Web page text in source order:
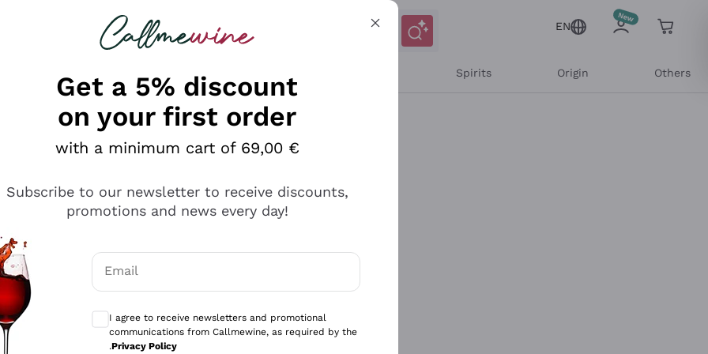
looking for
EN
Spirits Origin Others
Get a 5% discount
on your first order
with a minimum cart of 69,00 €
Subscribe to our newsletter to receive discounts,
promotions and news every day!
Email
I agree to receive newsletters and promotional
communications from Callmewine, as required by the
.Privacy Policy